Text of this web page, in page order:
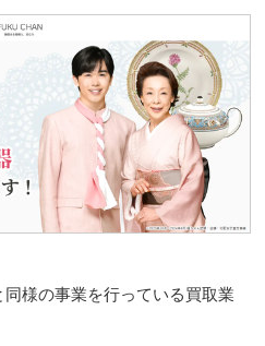
同様の事業を行っている買取業